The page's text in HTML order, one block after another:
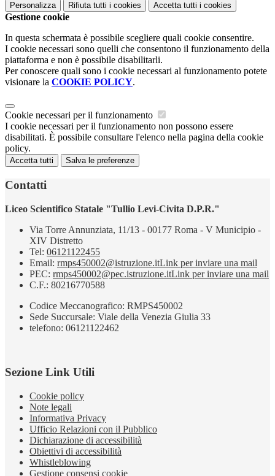
Personalizza Rifiuta tutti i cookies Accetta tutti i cookies
Gestione cookie
In questa schermata è possibile scegliere quali cookie consentire.
I cookie necessari sono quelli che consentono il funzionamento della
piattaforma e non è possibile disabilitarli.
Per conoscere quali sono i cookie necessari al funzionamento potete
visionare la COOKIE POLICY.
Cookie necessari per il funzionamento
I cookie necessari per il funzionamento non possono essere
disabilitati. È possibile consultare l'elenco nella pagina della cookie
policy.
Accetta tutti Salva le preferenze
Contatti
Liceo Scientifico Statale "Tullio Levi-Civita D.P.R."
Via Torre Annunziata, 11/13 - 00177 Roma - V Municipio -
XIV Distretto
Tel: 06121122455
Email: rmps450002@istruzione.itLink per inviare una mail
PEC: rmps450002@pec.istruzione.itLink per inviare una mail
C.F.: 80216770588
Codice Meccanografico: RMPS450002
Sede Succursale: Viale della Venezia Giulia 33
telefono: 06121122462
Sezione Link Utili
Cookie policy
Note legali
Informativa Privacy
Ufficio Relazioni con il Pubblico
Dichiarazione di accessibilità
Obiettivi di accessibilità
Whistleblowing
Gestione consensi cookie